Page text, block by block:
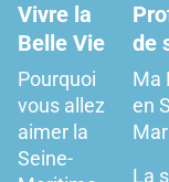
Vivre la
Belle Vie
Pourquoi
vous allez
aimer la
Seine-
de
Ma
en
La